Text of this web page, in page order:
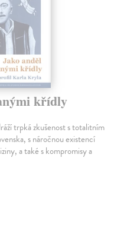
křídly
trpká zkušenost s totalitním
s náročnou existencí
a také s kompromisy a